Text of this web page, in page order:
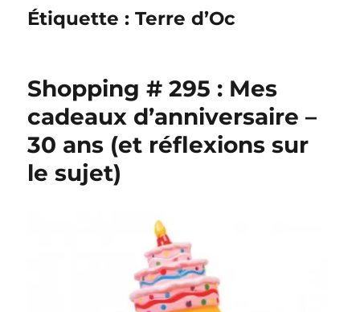
Étiquette :Terre d’Oc
Shopping # 295 : Mes
cadeaux d’anniversaire –
30 ans (et réflexions sur
le sujet)